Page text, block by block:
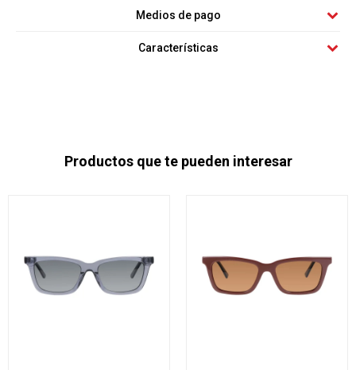
Medios de pago
Características
Productos que te pueden interesar